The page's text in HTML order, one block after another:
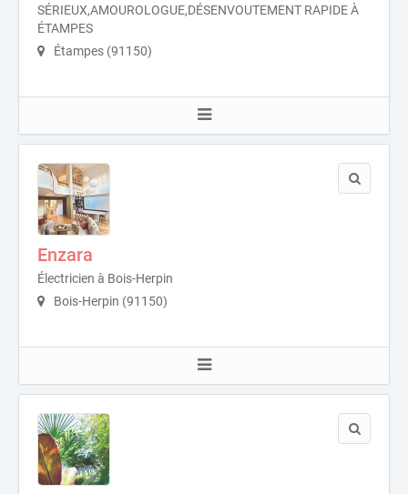
SÉRIEUX,AMOUROLOGUE,DÉSENVOUTEMENT RAPIDE À
ÉTAMPES
Étampes (91150)
Enzara
Électricien à Bois-Herpin
Bois-Herpin (91150)